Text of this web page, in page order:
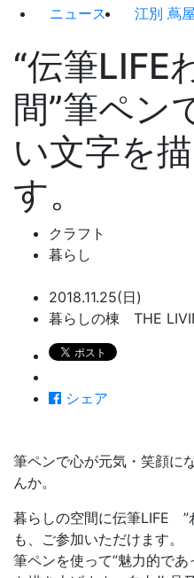
ニュース 江別 蔦
“伝筆LIFE
間”筆ペン
い文字を
す。
クラフト
暮らし
2018.11.25(日)
暮らしの棟 THE
シェア
筆ペンで心が元気・笑顔に
んか。
暮らしの空間に伝筆LIFE
も、ご参加いただけます。
筆ペンを使って”魅力的で